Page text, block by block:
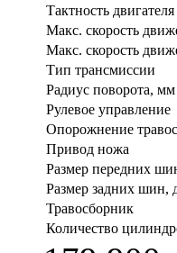
Тактность двигателя
Макс. скорость
Макс. скорость
Тип трансмиссии
Радиус поворота, мм
Рулевое управление
Опорожнение
Привод ножа
Размер передних
Размер задних
Травосборник
Количество